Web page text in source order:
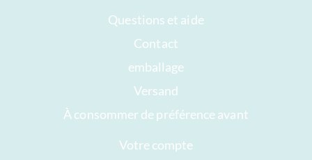
Questions et aide
Contact
emballage
Versand
À consommer de préférence avant
Votre compte